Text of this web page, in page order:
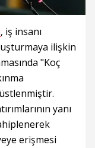
, iş insanı
ilişkin
"Koç
yanı
erişmesi